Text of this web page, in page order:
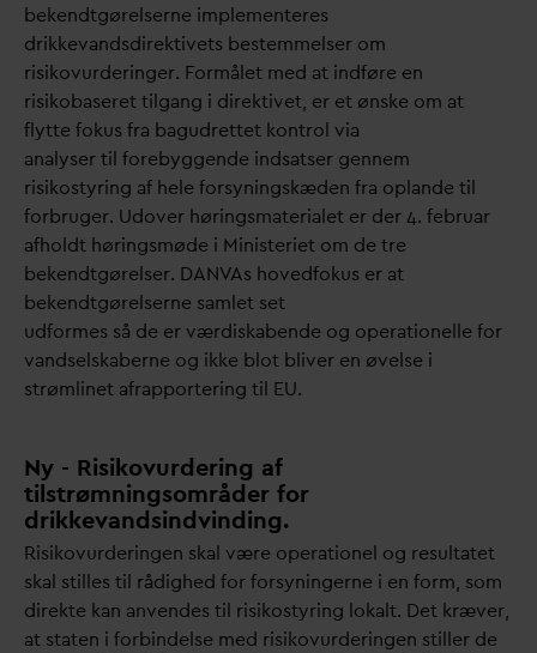
bekendtgørelserne implementeres
drikkevandsdirektivets bestemmelser om
risikovurderinger. Formålet med at indføre en
risikobaseret tilgang i direktivet, er et ønske om at
flytte fokus fra bagudrettet kontrol via
analyser til forebyggende indsatser gennem
risikostyring af hele forsyningskæden fra oplande til
forbruger. Udover høringsmaterialet er der 4. februar
afholdt høringsmøde i Ministeriet om de tre
bekendtgørelser. DANVAs hovedfokus er at
bekendtgørelserne samlet set
udformes så de er værdiskabende og operationelle for
vandselskaberne og ikke blot bliver en øvelse i
strømlinet afrapportering til EU.
Ny - Risikovurdering af
tilstrømningsområder for
drikkevandsindvinding.
Risikovurderingen skal være operationel og resultatet
skal stilles til rådighed for forsyningerne i en form, som
direkte kan anvendes til risikostyring lokalt. Det kræver,
at staten i forbindelse med risikovurderingen stiller de